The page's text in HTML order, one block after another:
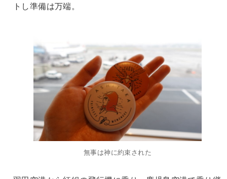
トし準備は万端。
無事は神に約束された